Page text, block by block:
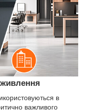
в
важливого